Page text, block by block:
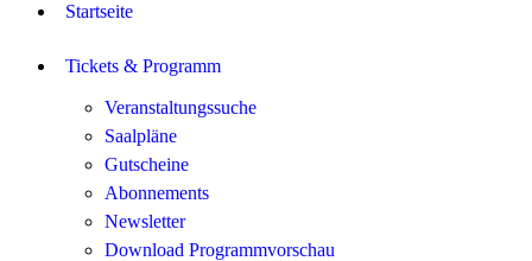
Startseite
Tickets & Programm
Veranstaltungssuche
Saalpläne
Gutscheine
Abonnements
Newsletter
Download Programmvorschau